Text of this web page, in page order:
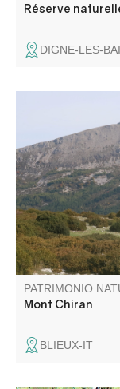
Réserve
DIGNE-LES-
Le mont Chiran
du Verdon, offre
Sud à la
clair, le
de grands
PATRIMONIO
Mont Chiran
BLIEUX-IT